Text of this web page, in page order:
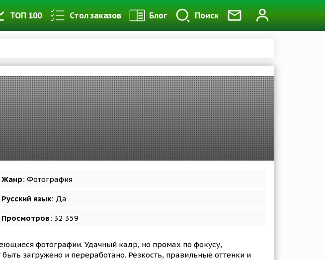
ТОП 100 Стол заказов Блог Поиск
Жанр: Фотография
Русский язык: Да
Просмотров: 32 359
фотографии. Удачный кадр, но промах по фокусу,
загружено и переработано. Резкость, правильные оттенки и